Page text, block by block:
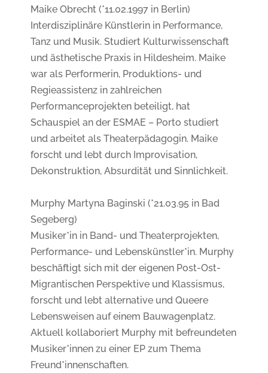
Maike Obrecht (*11.02.1997 in Berlin)
Interdisziplinäre Künstlerin in Performance,
Tanz und Musik. Studiert Kulturwissenschaft
und ästhetische Praxis in Hildesheim. Maike
war als Performerin, Produktions- und
Regieassistenz in zahlreichen
Performanceprojekten beteiligt, hat
Schauspiel an der ESMAE – Porto studiert
und arbeitet als Theaterpädagogin. Maike
forscht und lebt durch Improvisation,
Dekonstruktion, Absurdität und Sinnlichkeit.
Murphy Martyna Baginski (*21.03.95 in Bad
Segeberg)
Musiker*in in Band- und Theaterprojekten,
Performance- und Lebenskünstler*in. Murphy
beschäftigt sich mit der eigenen Post-Ost-
Migrantischen Perspektive und Klassismus,
forscht und lebt alternative und Queere
Lebensweisen auf einem Bauwagenplatz.
Aktuell kollaboriert Murphy mit befreundeten
Musiker*innen zu einer EP zum Thema
Freund*innenschaften.